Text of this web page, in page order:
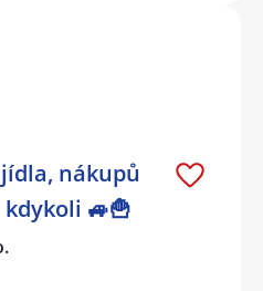
nákupů
🚙🍟